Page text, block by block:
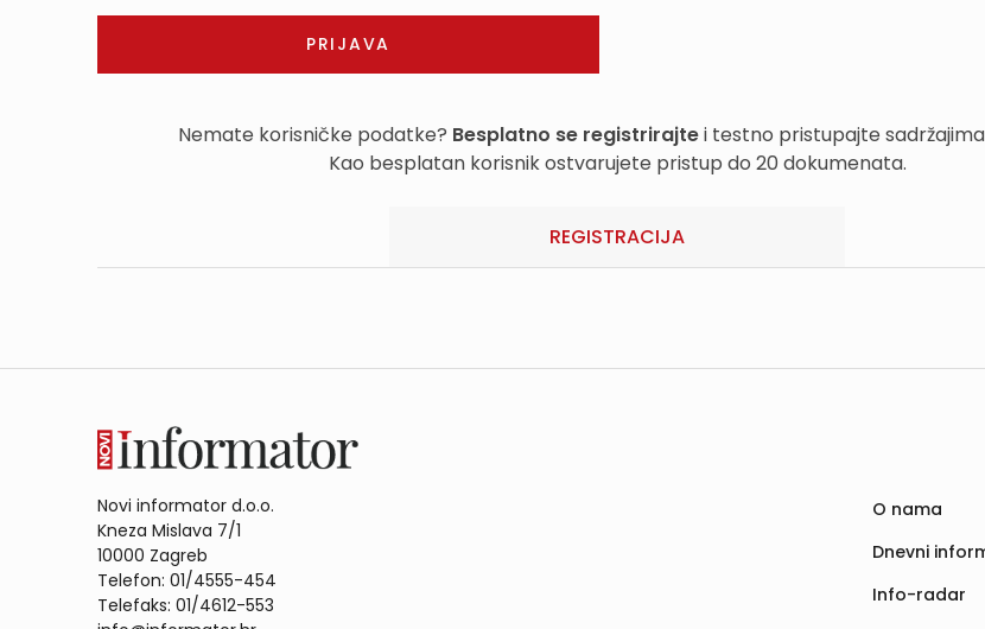
Nemate korisničke podatke? Besplatno se registrirajtei testno pristupajte
Kao besplatan korisnik ostvarujete pristup do 20 dokumenata.
REGISTRACIJA
Novi informator d.o.o.
Kneza Mislava 7/1
10000 Zagreb
Telefon: 01/4555-454
Telefaks: 01/4612-553
O nama
Dnevni
Info-radar